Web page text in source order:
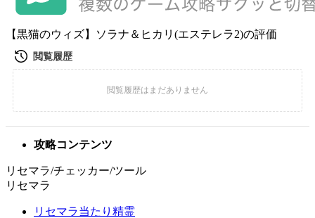
【黒猫のウィズ】ソラナ＆ヒカリ(エステレラ2)の評価
攻略コンテンツ
リセマラ/チェッカー/ツール
リセマラ
リセマラ当たり精霊